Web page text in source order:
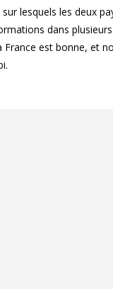
lesquels les deux
dans
est bonne, et